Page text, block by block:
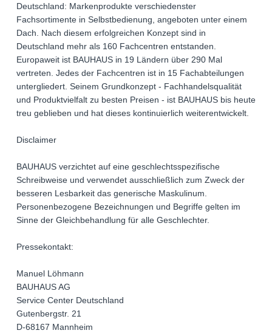
Deutschland: Markenprodukte verschiedenster
Fachsortimente in Selbstbedienung, angeboten unter einem
Dach. Nach diesem erfolgreichen Konzept sind in
Deutschland mehr als 160 Fachcentren entstanden.
Europaweit ist BAUHAUS in 19 Ländern über 290 Mal
vertreten. Jedes der Fachcentren ist in 15 Fachabteilungen
untergliedert. Seinem Grundkonzept - Fachhandelsqualität
und Produktvielfalt zu besten Preisen - ist BAUHAUS bis heute
treu geblieben und hat dieses kontinuierlich weiterentwickelt.
Disclaimer
BAUHAUS verzichtet auf eine geschlechtsspezifische
Schreibweise und verwendet ausschließlich zum Zweck der
besseren Lesbarkeit das generische Maskulinum.
Personenbezogene Bezeichnungen und Begriffe gelten im
Sinne der Gleichbehandlung für alle Geschlechter.
Pressekontakt:
Manuel Löhmann
BAUHAUS AG
Service Center Deutschland
Gutenbergstr. 21
D-68167 Mannheim